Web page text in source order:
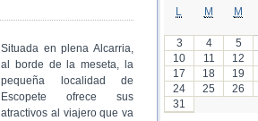
Situada en plena Alcarria,
al borde de la meseta, la
pequeña localidad de
Escopete ofrece sus
atractivos al viajero que va
M M
3
4 5
10
11 12
17
18 19
24
25 26
31